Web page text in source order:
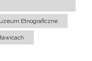
Etnograficzne